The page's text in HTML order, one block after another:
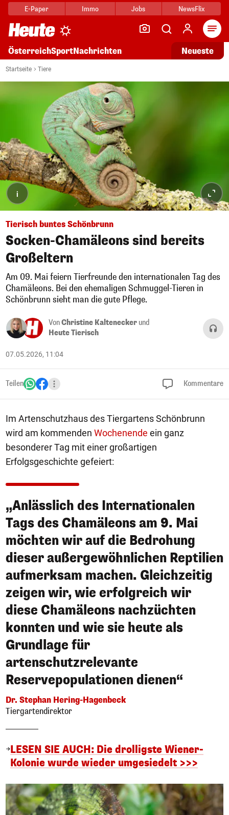
E-Paper Immo Jobs NewsFlix
ÖsterreichSportNachrichten Neueste
Startseite Tiere
i
Tierisch buntes Schönbrunn
Socken-Chamäleons sind bereits
Großeltern
Am 09. Mai feiern Tierfreunde den internationalen Tag des
Chamäleons. Bei den ehemaligen Schmuggel-Tieren in
Schönbrunn sieht man die gute Pflege.
VonChristine Kaltenecker und
Heute Tierisch
07.05.2026, 11:04
Teilen Kommentare
Im Artenschutzhaus des Tiergartens Schönbrunn
wird am kommenden Wochenende ein ganz
besonderer Tag mit einer großartigen
Erfolgsgeschichte gefeiert:
„Anlässlich des Internationalen
Tags des Chamäleons am 9. Mai
möchten wir auf die Bedrohung
dieser außergewöhnlichen Reptilien
aufmerksam machen. Gleichzeitig
zeigen wir, wie erfolgreich wir
diese Chamäleons nachzüchten
konnten und wie sie heute als
Grundlage für
artenschutzrelevante
Reservepopulationen dienen“
Dr. Stephan Hering-Hagenbeck
Tiergartendirektor
LESEN SIE AUCH: Die drolligste Wiener-
Kolonie wurde wieder umgesiedelt >>>